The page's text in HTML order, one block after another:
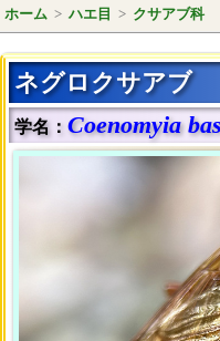
ホーム > ハエ目 > クサアブ科
ネグロクサアブ
学名： Coenomyia